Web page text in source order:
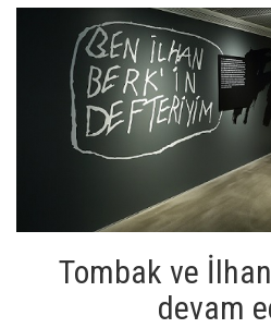
Tombak ve
devam